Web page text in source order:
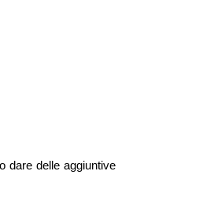
dare delle aggiuntive